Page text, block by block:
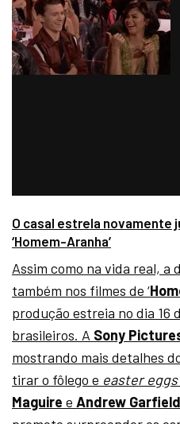
O casal estrela novamente
‘Homem-Aranha’
Assim como na vida real, a
também nos filmes de ‘
produção estreia no dia 16
brasileiros. A Sony
mostrando mais detalhes
tirar o fôlego e easter eggs
Maguire eAndrew Garfield